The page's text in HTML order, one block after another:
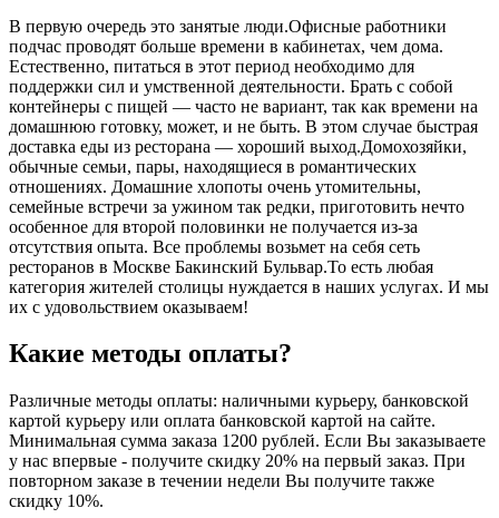
В первую очередь это занятые люди.Офисные работники
подчас проводят больше времени в кабинетах, чем дома.
Естественно, питаться в этот период необходимо для
поддержки сил и умственной деятельности. Брать с собой
контейнеры с пищей ― часто не вариант, так как времени на
домашнюю готовку, может, и не быть. В этом случае быстрая
доставка еды из ресторана ― хороший выход.Домохозяйки,
обычные семьи, пары, находящиеся в романтических
отношениях. Домашние хлопоты очень утомительны,
семейные встречи за ужином так редки, приготовить нечто
особенное для второй половинки не получается из-за
отсутствия опыта. Все проблемы возьмет на себя сеть
ресторанов в Москве Бакинский Бульвар.То есть любая
категория жителей столицы нуждается в наших услугах. И мы
их с удовольствием оказываем!
Какие методы оплаты?
Различные методы оплаты: наличными курьеру, банковской
картой курьеру или оплата банковской картой на сайте.
Минимальная сумма заказа 1200 рублей. Если Вы заказываете
у нас впервые - получите скидку 20% на первый заказ. При
повторном заказе в течении недели Вы получите также
скидку 10%.